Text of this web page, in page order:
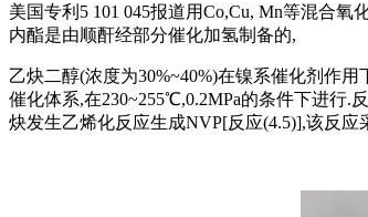
美国专利5 101 045报道用Co,Cu, Mn等混合
内酯是由顺酐经部分催化加氢制备的,
乙炔二醇(浓度为30%~40%)在镍系催化剂作
催化体系,在230~255℃,0.2MPa的条件下进行.
炔发生乙烯化反应生成NVP[反应(4.5)],该反应